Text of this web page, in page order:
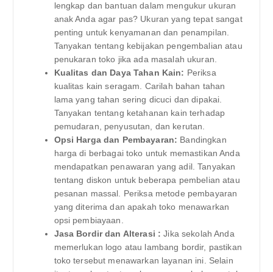
lengkap dan bantuan dalam mengukur ukuran
anak Anda agar pas? Ukuran yang tepat sangat
penting untuk kenyamanan dan penampilan.
Tanyakan tentang kebijakan pengembalian atau
penukaran toko jika ada masalah ukuran.
Kualitas dan Daya Tahan Kain: Periksa
kualitas kain seragam. Carilah bahan tahan
lama yang tahan sering dicuci dan dipakai.
Tanyakan tentang ketahanan kain terhadap
pemudaran, penyusutan, dan kerutan.
Opsi Harga dan Pembayaran: Bandingkan
harga di berbagai toko untuk memastikan Anda
mendapatkan penawaran yang adil. Tanyakan
tentang diskon untuk beberapa pembelian atau
pesanan massal. Periksa metode pembayaran
yang diterima dan apakah toko menawarkan
opsi pembiayaan.
Jasa Bordir dan Alterasi : Jika sekolah Anda
memerlukan logo atau lambang bordir, pastikan
toko tersebut menawarkan layanan ini. Selain